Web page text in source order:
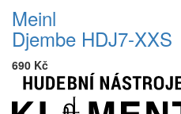
Meinl
Djembe HDJ7-XXS
690 Kč